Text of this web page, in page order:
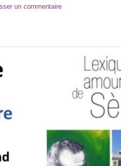
un commentaire